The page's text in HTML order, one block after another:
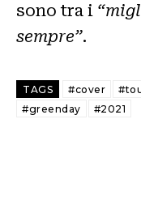
sono tra i
sempre”.
TAGS #cover
#greenday
#2021